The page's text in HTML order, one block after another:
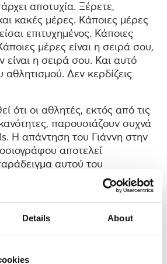
Details About
αποτυχία. Ξέρετε,
κακές μέρες. Κάποιες μέρες
επιτυχημένος. Κάποιες
μέρες είναι η σειρά σου,
είναι η σειρά σου. Και αυτό
αθλητισμού. Δεν κερδίζεις
ότι οι αθλητές, εκτός από τις
παρουσιάζουν συχνά
Η απάντηση του Γιάννη στην
αποτελεί
αυτού του
επέδειξε
απέναντι στις
είναι μια κρίσιμη δεξιότητα
κανείς σε οποιονδήποτε
ηγετικές του ικανότητες ήταν
απάντηση. Επιπλέον, η